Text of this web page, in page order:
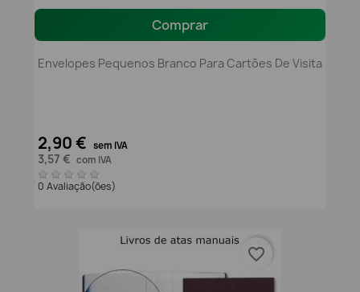
Comprar
Envelopes Pequenos Branco Para Cartões De Visita
2,90 € sem IVA
3,57 € com IVA
0 Avaliação(ões)
favorite_border